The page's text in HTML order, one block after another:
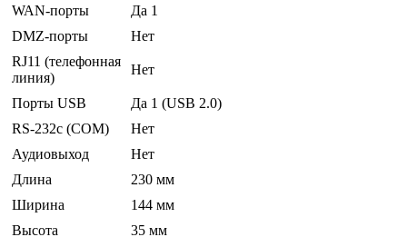
WAN-порты
Да 1
DMZ-порты
Нет
RJ11 (телефонная
линия)
Нет
Порты USB
Да 1 (USB 2.0)
RS-232c (COM)
Нет
Аудиовыход
Нет
Длина
230 мм
Ширина
144 мм
Высота
35 мм